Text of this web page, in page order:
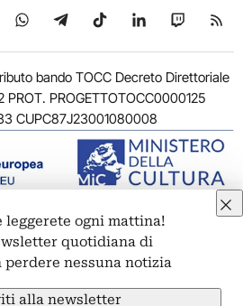
X su YouTube
Seguici su WhatsApp
Seguici su Telegram
Seguici su TikTok
Seguici su
Seguici
bando TOCC Decreto Direttoriale
PROGETTOTOCC0000125
CUPC87J23001080008
– Corso Vittorio Emanuele II, 287 –
protezione dei dati personali
Emanuele II, 287 – 00186 Roma
leggerete ogni mattina!
quotidiana di
nessuna notizia
alla newsletter